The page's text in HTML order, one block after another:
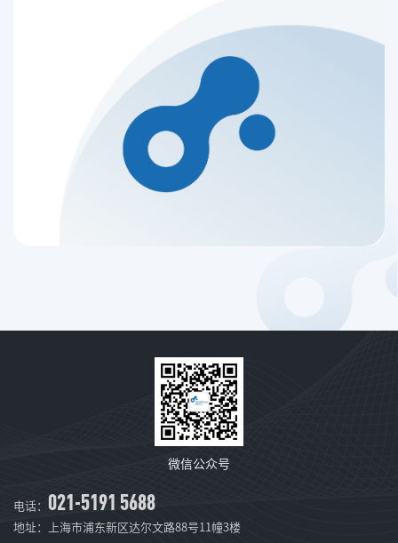
微信公众号
电话： 021-5191 5688
地址：上海市浦东新区达尔文路88号11幢3楼